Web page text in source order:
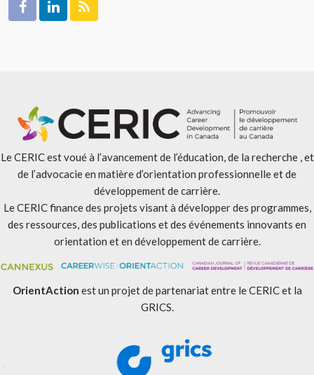
Le CERIC est voué à l’avancement de l’éducation, de la recherche , et
de l’advocacie en matière d’orientation professionnelle et de
développement de carrière.
Le CERIC finance des projets visant à développer des programmes,
des ressources, des publications et des événements innovants en
orientation et en développement de carrière.
OrientAction est un projet de partenariat entre le CERIC et la
GRICS.